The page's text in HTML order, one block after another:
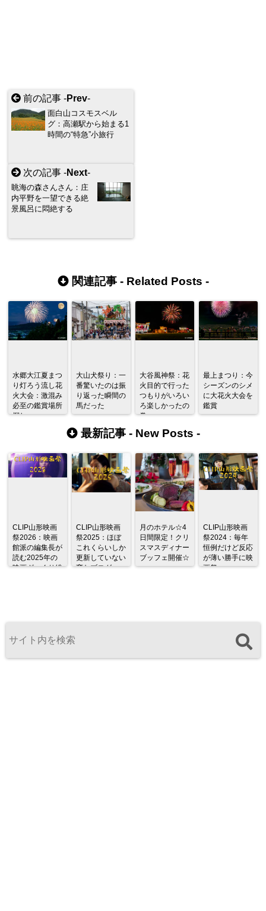
前の記事 -Prev-
面白山コスモスベル
グ：高瀬駅から始まる1
時間の“特急”小旅行
次の記事 -Next-
眺海の森さんさん：庄
内平野を一望できる絶
景風呂に悶絶する
関連記事 - Related Posts -
水郷大江夏まつ
り灯ろう流し花
火大会：激混み
必至の鑑賞場所
探し
大山犬祭り：一
番驚いたのは振
り返った瞬間の
馬だった
大谷風神祭：花
火目的で行った
つもりがいろい
ろ楽しかったの
巻
最上まつり：今
シーズンのシメ
に大花火大会を
鑑賞
最新記事 - New Posts -
CLIP山形映画
祭2026：映画
館派の編集長が
読む2025年の
映画ざっくり総
CLIP山形映画
祭2025：ほぼ
これくらいしか
更新していない
変なブログ
月のホテル☆4
日間限定！クリ
スマスディナー
ブッフェ開催☆
CLIP山形映画
祭2024：毎年
恒例だけど反応
が薄い勝手に映
画祭